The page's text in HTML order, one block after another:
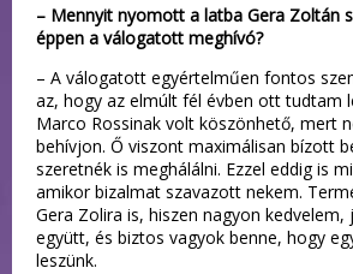
– Mennyit nyomott a latba Gera Zoltán
éppen a válogatott meghívó?
– A válogatott egyértelműen fontos
az, hogy az elmúlt fél évben ott tudtam
Marco Rossinak volt köszönhető, mert
behívjon. Ő viszont maximálisan bízott
szeretnék is meghálálni. Ezzel eddig is
amikor bizalmat szavazott nekem.
Gera Zolira is, hiszen nagyon
együtt, és biztos vagyok benne, hogy
leszünk.